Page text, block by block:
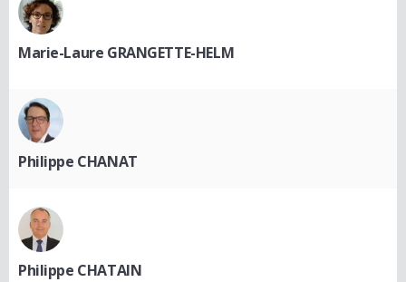
Marie-Laure GRANGETTE-HELM
Philippe CHANAT
Philippe CHATAIN